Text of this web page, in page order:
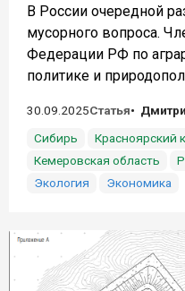
В России очередной
мусорного вопроса.
Федерации РФ по
политике и
30.09.2025Статья
Сибирь
Красноярский
Кемеровская область
Экология
Экономика